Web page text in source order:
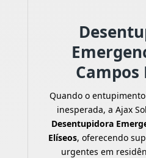
Campos
Quando o
inesperada, a Ajax
Desentupidora
Elíseos, oferecendo
urgentes em